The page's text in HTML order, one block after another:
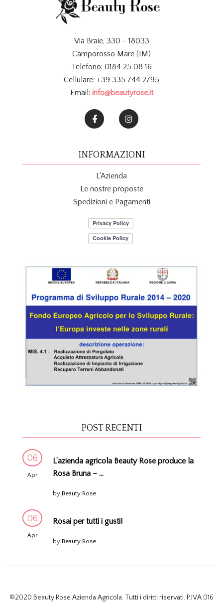
Via Braie, 330 - 18033
Camporosso Mare (IM)
Telefono: 0184 25 08 16
Cellulare: +39 335 744 2795
Email: info@beautyrose.it
INFORMAZIONI
L'Azienda
Le nostre proposte
Spedizioni e Pagamenti
POST RECENTI
06
Apr
L’azienda agricola Beauty Rose produce la
Rosa Bruna – ...
by Beauty Rose
06
Apr
Rosai per tutti i gusti!
by Beauty Rose
©2020 Beauty Rose Azienda Agricola. Tutti i diritti riservati. P.IVA 016